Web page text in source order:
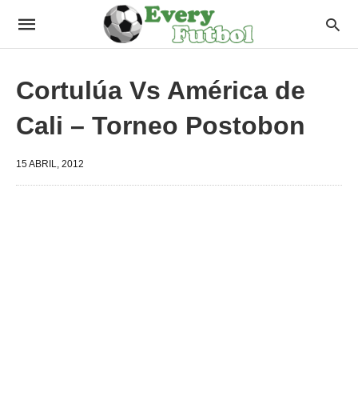
Cortulúa Vs América de
Cali – Torneo Postobon
15 ABRIL, 2012